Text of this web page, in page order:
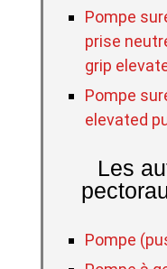
Pompe
prise
grip
Pompe
elevated
Les
Pompe